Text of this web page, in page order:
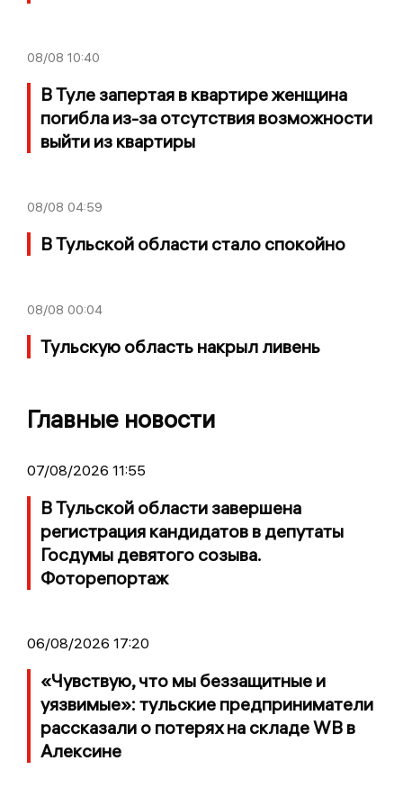
08/08 10:40
В Туле запертая в квартире женщина
погибла из-за отсутствия возможности
выйти из квартиры
08/08 04:59
В Тульской области стало спокойно
08/08 00:04
Тульскую область накрыл ливень
Главные новости
07/08/2026 11:55
В Тульской области завершена
регистрация кандидатов в депутаты
Госдумы девятого созыва.
Фоторепортаж
06/08/2026 17:20
«Чувствую, что мы беззащитные и
уязвимые»: тульские предприниматели
рассказали о потерях на складе WB в
Алексине